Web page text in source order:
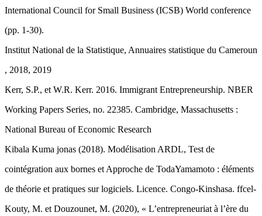
International Council for Small Business (ICSB) World conference
(pp. 1-30).
Institut National de la Statistique, Annuaires statistique du Cameroun
, 2018, 2019
Kerr, S.P., et W.R. Kerr. 2016. Immigrant Entrepreneurship. NBER
Working Papers Series, no. 22385. Cambridge, Massachusetts :
National Bureau of Economic Research
Kibala Kuma jonas (2018). Modélisation ARDL, Test de
cointégration aux bornes et Approche de TodaYamamoto : éléments
de théorie et pratiques sur logiciels. Licence. Congo-Kinshasa. ffcel-
Kouty, M. et Douzounet, M. (2020), « L’entrepreneuriat à l’ère du